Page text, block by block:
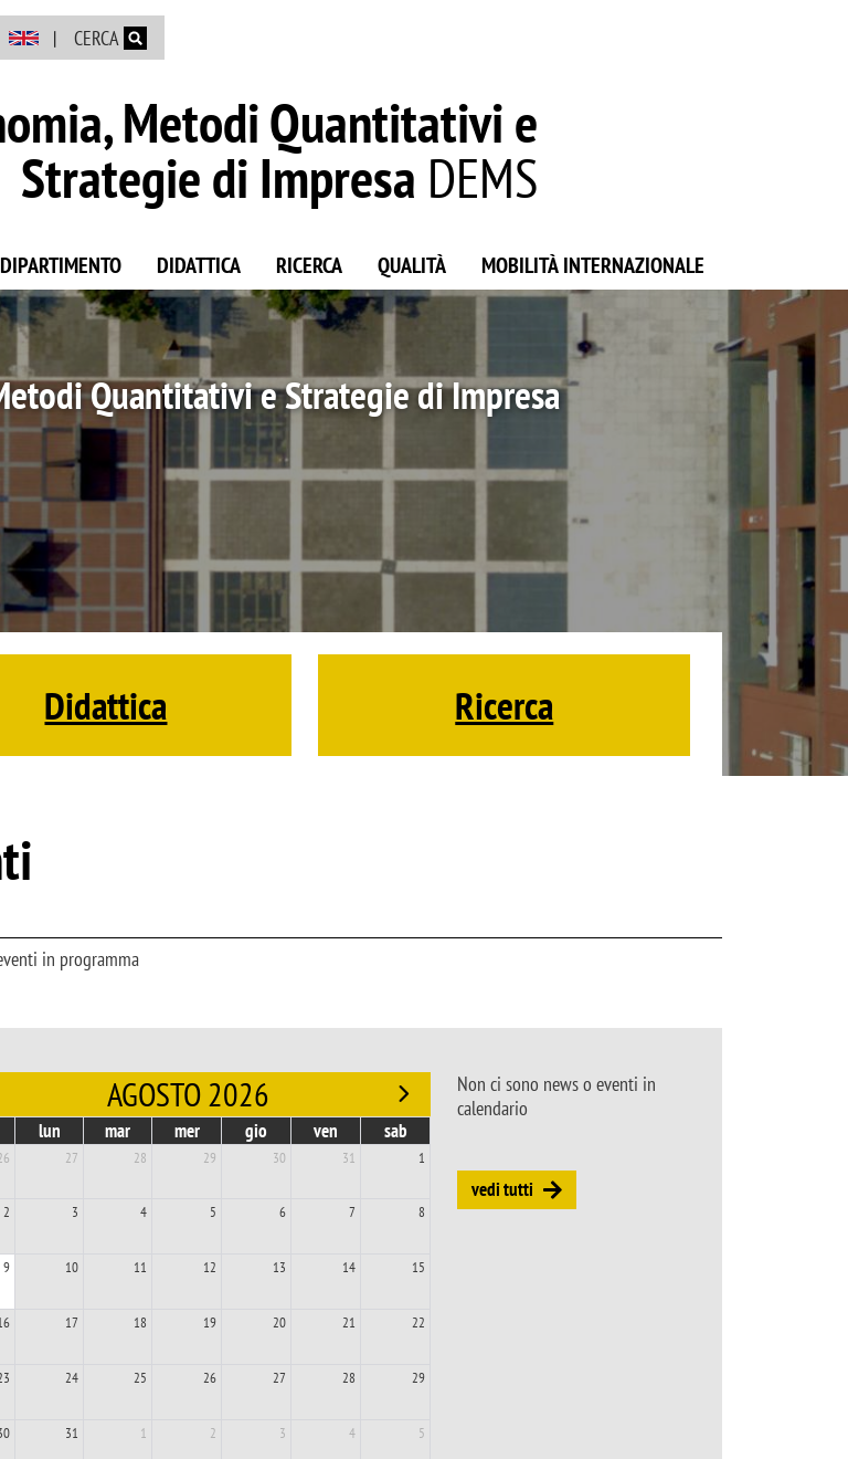
Salta al contenuto principale
CERCA
Metodi Quantitativi e
Strategie di Impresa DEMS
DIDATTICA RICERCA QUALITÀ MOBILITÀ INTERNAZIONALE
Eccellenza per il quinquennio 2023-2027
Didattica Ricerca
in programma
AGOSTO 2026
lun mar mer gio ven sab
27 28 29 30 31 1
2 3 4 5 6 7 8
9 10 11 12 13 14 15
17 18 19 20 21 22
24 25 26 27 28 29
31 1 2 3 4 5
Non ci sono news o eventi in
calendario
vedi tutti